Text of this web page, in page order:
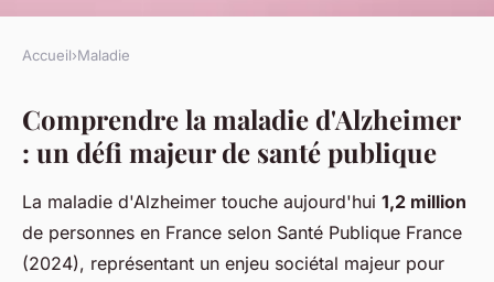
Alzheimer : enjeux majeurs et
innovations prometteuses
Lilou•23 novembre 2025• 7 min de lecture
Accueil›Maladie
Comprendre la maladie d'Alzheimer
: un défi majeur de santé publique
La maladie d'Alzheimer touche aujourd'hui 1,2 million
de personnes en France selon Santé Publique France
(2024), représentant un enjeu sociétal majeur pour